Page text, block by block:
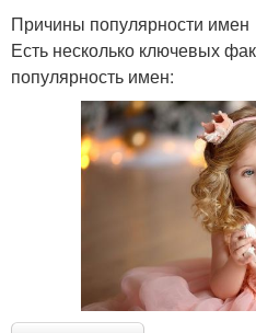
Причины популярности имен
Есть несколько ключевых
популярность имен: